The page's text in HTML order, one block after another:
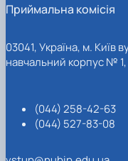
Приймальна комісія
03041, Україна, м. Київ
навчальний корпус №
(044) 258-42-63
(044) 527-83-08